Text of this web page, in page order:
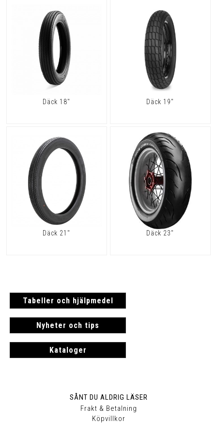
Däck 18" Däck 19"
Däck 21" Däck 23"
Tabeller och hjälpmedel
Nyheter och tips
Kataloger
SÅNT DU ALDRIG LÄSER
Frakt & Betalning
Köpvillkor